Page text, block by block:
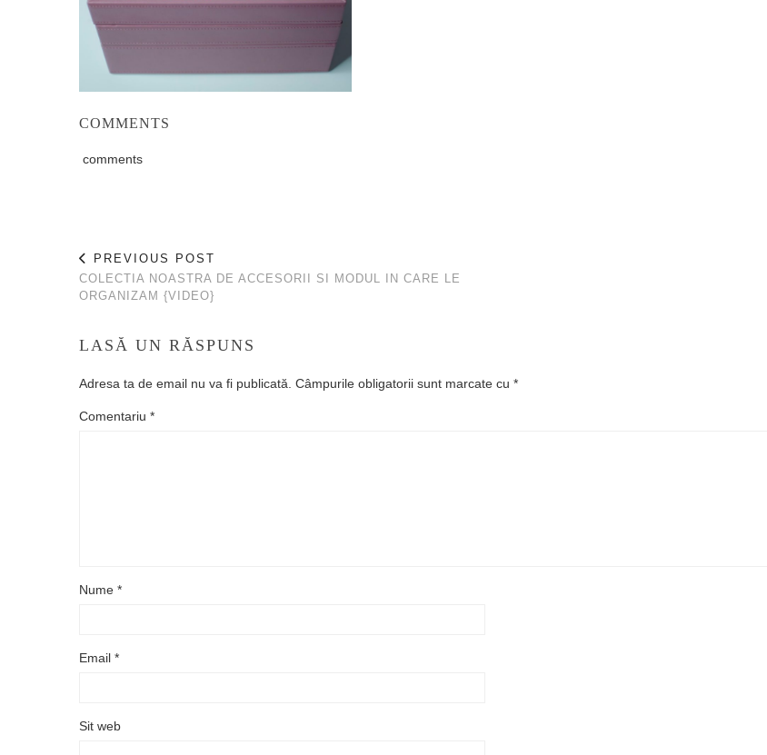
COMMENTS
comments
PREVIOUS POST
COLECTIA NOASTRA DE ACCESORII SI MODUL IN CARE LE
ORGANIZAM {VIDEO}
LASĂ UN RĂSPUNS
Adresa ta de email nu va fi publicată. Câmpurile obligatorii sunt marcate cu *
Comentariu *
Nume *
Email *
Sit web